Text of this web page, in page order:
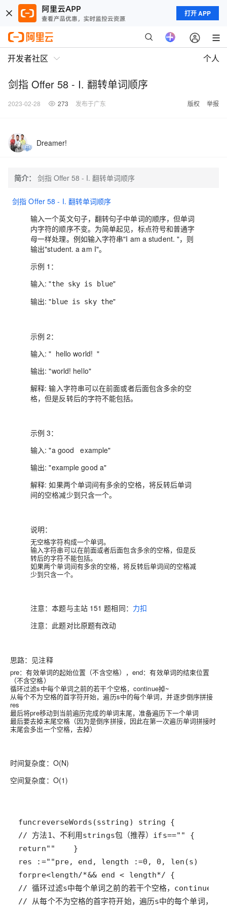
打开 APP
开发者社区 个人
剑指 Offer 58 - I. 翻转单词顺序
2023-02-28 273 发布于广东 版权 举报
Dreamer!
简介： 剑指 Offer 58 - I. 翻转单词顺序
剑指 Offer 58 - I. 翻转单词顺序
输入一个英文句子，翻转句子中单词的顺序，但单词
内字符的顺序不变。为简单起见，标点符号和普通字
母一样处理。例如输入字符串"I am a student. "，则
输出"student. a am I"。
示例 1：
输入: "the sky is blue"
输出:"blue is sky the"
示例 2：
输入: " hello world! "
输出:"world! hello"
解释:输入字符串可以在前面或者后面包含多余的空
格，但是反转后的字符不能包括。
示例 3：
输入: "a good example"
输出:"example good a"
解释:如果两个单词间有多余的空格，将反转后单词
间的空格减少到只含一个。
说明：
无空格字符构成一个单词。
输入字符串可以在前面或者后面包含多余的空格，但是反
转后的字符不能包括。
如果两个单词间有多余的空格，将反转后单词间的空格减
少到只含一个。
注意：本题与主站 151 题相同： 力扣
注意： 此题对比原题有改动
思路： 见注释
pre：有效单词的起始位置（不含空格），end：有效单词的结束位置
（不含空格）
循环过滤s中每个单词之前的若干个空格，continue掉~
从每个不为空格的首字符开始，遍历s中的每个单词，并逐步倒序拼接
res
最后将pre移动到当前遍历完成的单词末尾，准备遍历下一个单词
最后要去掉末尾空格（因为是倒序拼接，因此在第一次遍历单词拼接时
末尾会多出一个空格，去掉）
时间复杂度： O(N)
空间复杂度： O(1)
funcreverseWords (sstring ) string
// 方法1、不利用strings包（推荐） ifs==""
return""
res : =""pre, end , length :=0 , 0 , len (s
forpre<length/*&& end < length*/
// 循环过滤s中每个单词之前的若干个空格，continue掉~
// 从每个不为空格的首字符开始，遍历s中的每个单词，并